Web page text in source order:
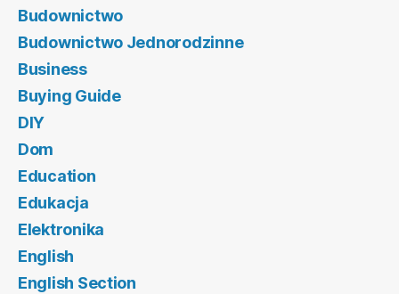
Budownictwo
Budownictwo Jednorodzinne
Business
Buying Guide
DIY
Dom
Education
Edukacja
Elektronika
English
English Section